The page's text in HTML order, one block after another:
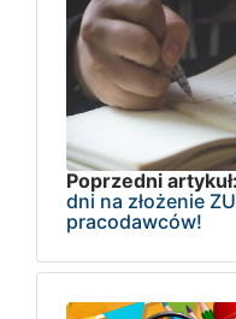
Poprzedni artykuł:
dni na złożenie
pracodawców!